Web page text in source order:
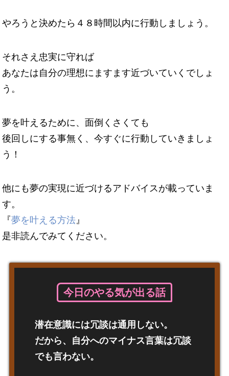
やろうと決めたら４８時間以内に行動しましょう。
それさえ忠実に守れば
あなたは自分の理想にますます近づいていくでしょ
う。
夢を叶えるために、面倒くさくても
後回しにする事無く、今すぐに行動していきましょ
う！
他にも夢の実現に近づけるアドバイスが載っていま
す。
『夢を叶える方法』
是非読んでみてください。
今日のやる気が出る話
潜在意識には冗談は通用しない。
だから、自分へのマイナス言葉は冗談
でも言わない。